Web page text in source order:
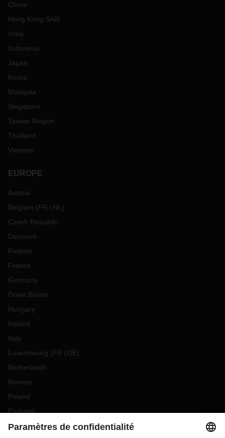
China
Hong Kong SAR
India
Indonesia
Japan
Korea
Malaysia
Singapore
Taiwan Region
Thailand
Vietnam
EUROPE
Austria
Belgium (FR NL )
Czech Republic
Denmark
Finland
France
Germany
Great Britain
Hungary
Ireland
Italy
Luxembourg (FR DE)
Netherlands
Norway
Poland
Portugal
Romania